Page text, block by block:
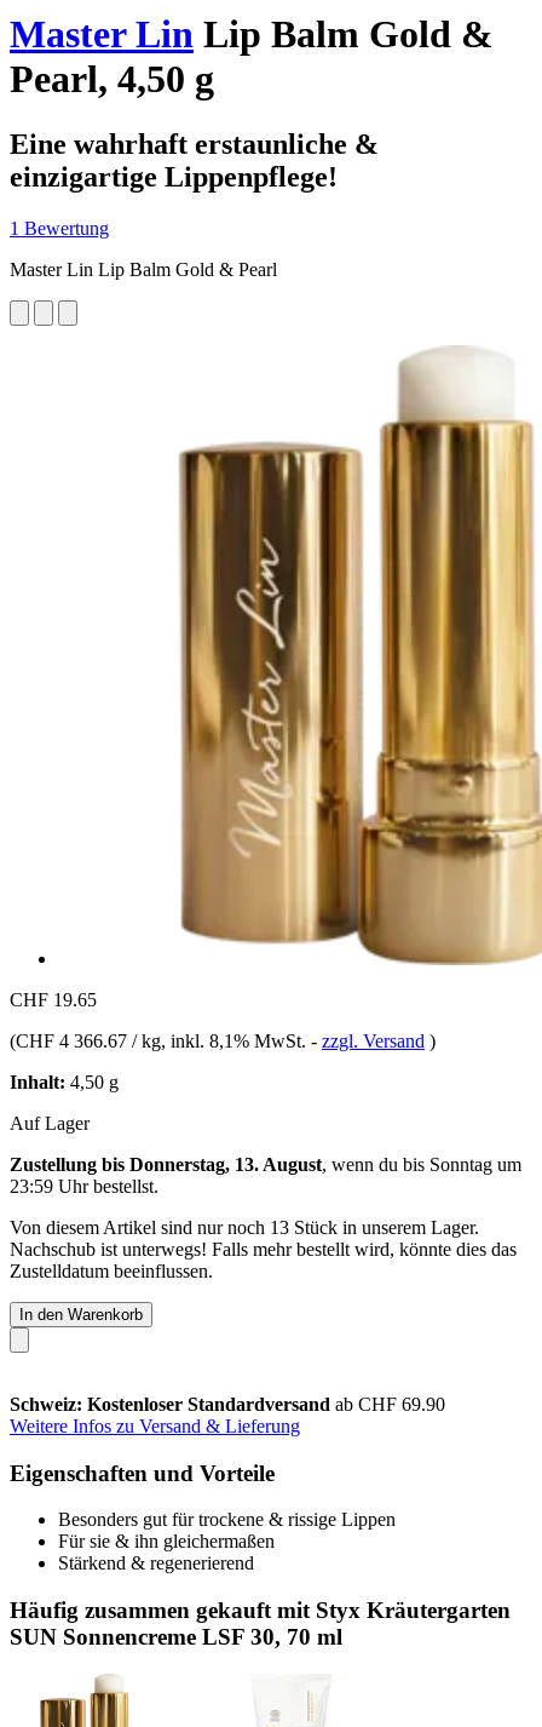
Master Lin Lip Balm Gold &
Pearl, 4,50 g
Eine wahrhaft erstaunliche &
einzigartige Lippenpflege!
1 Bewertung
Master Lin Lip Balm Gold & Pearl
CHF 19.65
(CHF 4 366.67 / kg, inkl. 8,1% MwSt. - zzgl. Versand )
Inhalt: 4,50 g
Auf Lager
Zustellung bis Donnerstag, 13. August, wenn du bis Sonntag um
23:59 Uhrbestellst.
Von diesem Artikel sind nur noch 13 Stück in unserem Lager.
Nachschub ist unterwegs! Falls mehr bestellt wird, könnte dies das
Zustelldatum beeinflussen.
In den Warenkorb
Schweiz: Kostenloser Standardversand ab CHF 69.90
Weitere Infos zu Versand & Lieferung
Eigenschaften und Vorteile
Besonders gut für trockene & rissige Lippen
Für sie & ihn gleichermaßen
Stärkend & regenerierend
Häufig zusammen gekauft mit Styx Kräutergarten
SUN Sonnencreme LSF 30, 70 ml